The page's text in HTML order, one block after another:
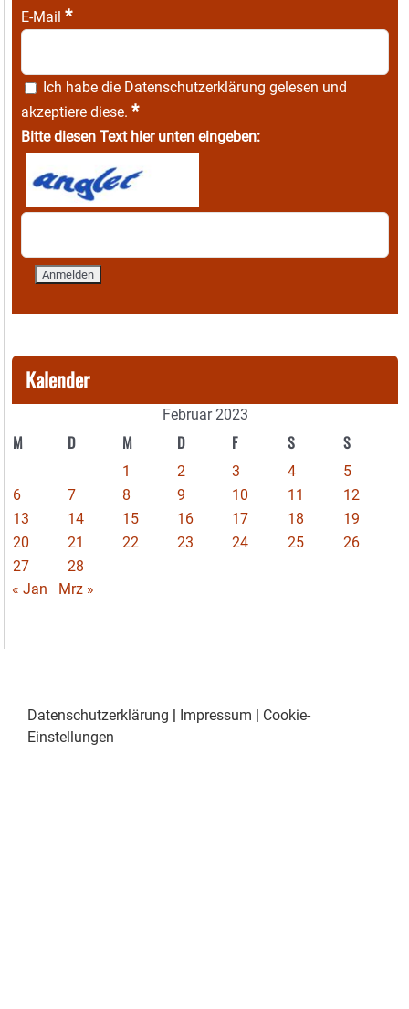
E-Mail *
Ich habe die Datenschutzerklärung gelesen und
akzeptiere diese. *
Bitte diesen Text hier unten eingeben:
Kalender
Februar 2023
M D M D F S S
1 2 3 4
5
6
7 8 9 10 11
12
13
14 15 16 17 18
19
20
21 22 23 24 25
26
27
28
« Jan
Mrz »
Datenschutzerklärung | Impressum | Cookie-
Einstellungen